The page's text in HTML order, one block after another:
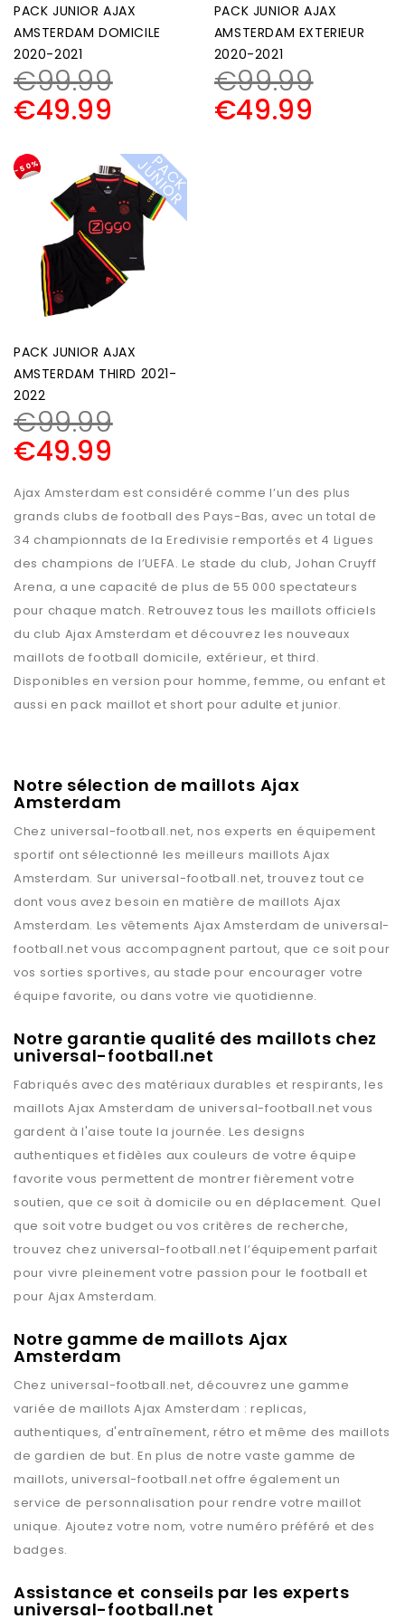
PACK JUNIOR AJAX
AMSTERDAM DOMICILE
2020-2021
€99.99
€49.99
PACK JUNIOR AJAX
AMSTERDAM EXTERIEUR
2020-2021
€99.99
€49.99
-50% P
A
C
K
J
U
N
I
O
R
PACK JUNIOR AJAX
AMSTERDAM THIRD 2021-
2022
€99.99
€49.99
Ajax Amsterdam est considéré comme l’un des plus
grands clubs de football des Pays-Bas, avec un total de
34 championnats de la Eredivisie remportés et 4 Ligues
des champions de l’UEFA. Le stade du club, Johan Cruyff
Arena, a une capacité de plus de 55 000 spectateurs
pour chaque match. Retrouvez tous les maillots officiels
du club Ajax Amsterdam et découvrez les nouveaux
maillots de football domicile, extérieur, et third.
Disponibles en version pour homme, femme, ou enfant et
aussi en pack maillot et short pour adulte et junior.
Notre sélection de maillots Ajax
Amsterdam
Chez universal-football.net, nos experts en équipement
sportif ont sélectionné les meilleurs maillots Ajax
Amsterdam. Sur universal-football.net, trouvez tout ce
dont vous avez besoin en matière de maillots Ajax
Amsterdam. Les vêtements Ajax Amsterdam deuniversal-
football.net vous accompagnent partout, que ce soit pour
vos sorties sportives, au stade pour encourager votre
équipe favorite, ou dans votre vie quotidienne.
Notre garantie qualité des maillots chez
universal-football.net
Fabriqués avec des matériaux durables et respirants, les
maillotsAjax Amsterdam de universal-football.net vous
gardent à l'aise toute la journée. Les designs
authentiques et fidèles aux couleurs de votre équipe
favorite vous permettent de montrer fièrement votre
soutien, que ce soit à domicile ou en déplacement. Quel
que soit votre budget ou vos critères de recherche,
trouvez chezuniversal-football.net l’équipement parfait
pour vivre pleinement votre passion pour le football et
pour Ajax Amsterdam.
Notre gamme de maillots Ajax
Amsterdam
Chez universal-football.net, découvrez une gamme
variée de maillotsAjax Amsterdam : replicas,
authentiques, d'entraînement, rétro et même des maillots
de gardien de but. En plus de notre vaste gamme de
maillots, universal-football.net offre également un
service de personnalisation pour rendre votre maillot
unique. Ajoutez votre nom, votre numéro préféré et des
badges.
Assistance et conseils par les experts
universal-football.net